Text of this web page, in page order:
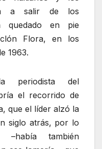
a salir de los
quedado en pie
Flora, en los
1963.
periodista del
el recorrido de
que el líder alzó la
siglo atrás, por lo
–había también